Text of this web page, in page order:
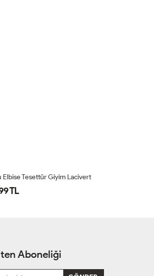
Elbise Tesettür Giyim Lacivert
TL
Aboneliği